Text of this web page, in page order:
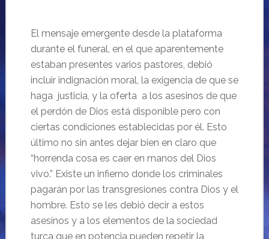
El mensaje emergente desde la plataforma
durante el funeral, en el que aparentemente
estaban presentes varios pastores, debió
incluir indignación moral, la exigencia de que se
haga justicia, y la oferta a los asesinos de que
el perdón de Dios está disponible pero con
ciertas condiciones establecidas por él. Esto
último no sin antes dejar bien en claro que
“horrenda cosa es caer en manos del Dios
vivo.” Existe un infierno donde los criminales
pagarán por las transgresiones contra Dios y el
hombre. Esto se les debió decir a estos
asesinos y a los elementos de la sociedad
turca que en potencia pueden repetir la